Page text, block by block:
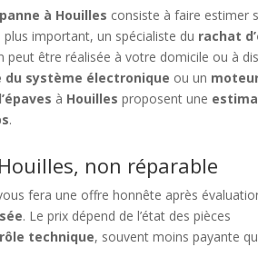
à Houilles consiste à faire estimer
important, un spécialiste du rachat
peut être réalisée à votre domicile ou à
du système électronique ou un
à Houilles proposent une
.
non réparable
fera une offre honnête après
. Le prix dépend de l’état des pièces
technique, souvent moins payante